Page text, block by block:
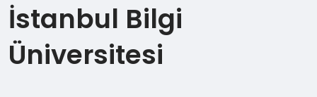
İstanbul Bilgi
Üniversitesi